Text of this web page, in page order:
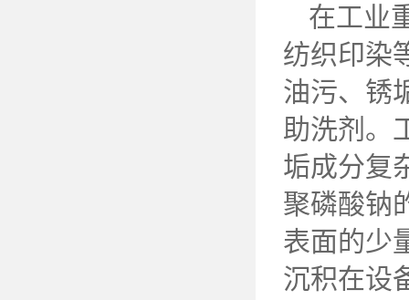
在工业
纺织印染
油污、锈
助洗剂。
垢成分复
聚磷酸钠
表面的少
沉积在设